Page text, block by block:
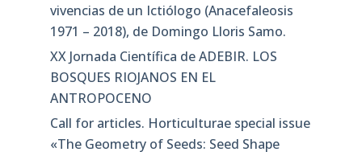
vivencias de un Ictiólogo (Anacefaleosis
1971 – 2018), de Domingo Lloris Samo.
XX Jornada Científica de ADEBIR. LOS
BOSQUES RIOJANOS EN EL
ANTROPOCENO
Call for articles. Horticulturae special issue
«The Geometry of Seeds: Seed Shape